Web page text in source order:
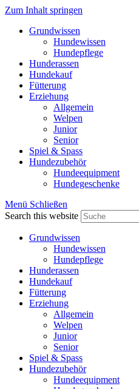
Zum Inhalt springen
Grundwissen
Hundewissen
Hundepflege
Hunderassen
Hundekauf
Fütterung
Erziehung
Allgemein
Welpen
Junior
Senior
Spiel & Spass
Hundezubehör
Hundeequipment
Hundegeschenke
Menü Schließen
Search this website
Grundwissen
Hundewissen
Hundepflege
Hunderassen
Hundekauf
Fütterung
Erziehung
Allgemein
Welpen
Junior
Senior
Spiel & Spass
Hundezubehör
Hundeequipment